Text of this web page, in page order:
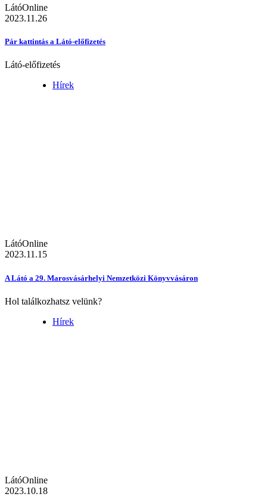
LátóOnline
2023.11.26
Pár kattintás a Látó-előfizetés
Látó-előfizetés
Hírek
LátóOnline
2023.11.15
A Látó a 29. Marosvásárhelyi Nemzetközi Könyvvásáron
Hol találkozhatsz velünk?
Hírek
LátóOnline
2023.10.18